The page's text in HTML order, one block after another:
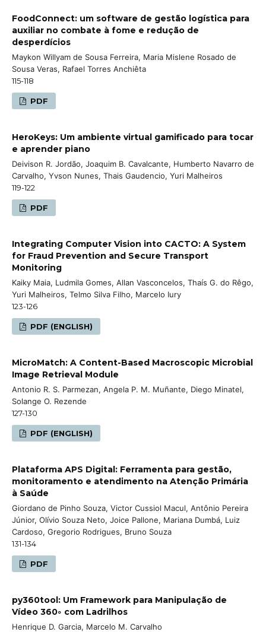
FoodConnect: um software de gestão logística para
auxiliar no combate à fome e redução de
desperdícios
Maykon Willyam de Sousa Ferreira, Maria Mislene Rosado de
Sousa Veras, Rafael Torres Anchiêta
115-118
PDF
HeroKeys: Um ambiente virtual gamificado para tocar
e aprender piano
Deivison R. Jordão, Joaquim B. Cavalcante, Humberto Navarro de
Carvalho, Yvson Nunes, Thais Gaudencio, Yuri Malheiros
119-122
PDF
Integrating Computer Vision into CACTO: A System
for Fraud Prevention and Secure Transport
Monitoring
Kaiky Maia, Ludmila Gomes, Allan Vasconcelos, Thaís G. do Rêgo,
Yuri Malheiros, Telmo Silva Filho, Marcelo Iury
123-126
PDF (ENGLISH)
MicroMatch: A Content-Based Macroscopic Microbial
Image Retrieval Module
Antonio R. S. Parmezan, Angela P. M. Muñante, Diego Minatel,
Solange O. Rezende
127-130
PDF (ENGLISH)
Plataforma APS Digital: Ferramenta para gestão,
monitoramento e atendimento na Atenção Primária
à Saúde
Giordano de Pinho Souza, Victor Cussiol Macul, Antônio Pereira
Júnior, Olívio Souza Neto, Joice Pallone, Mariana Dumbá, Luiz
Cardoso, Gregorio Rodrigues, Bruno Souza
131-134
PDF
py360tool: Um Framework para Manipulação de
Vídeo 360◦ com Ladrilhos
Henrique D. Garcia, Marcelo M. Carvalho